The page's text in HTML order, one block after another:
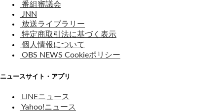
番組審議会
JNN
放送ライブラリー
特定商取引法に基づく表示
個人情報について
OBS NEWS Cookieポリシー
ニュースサイト・アプリ
LINEニュース
Yahoo!ニュース